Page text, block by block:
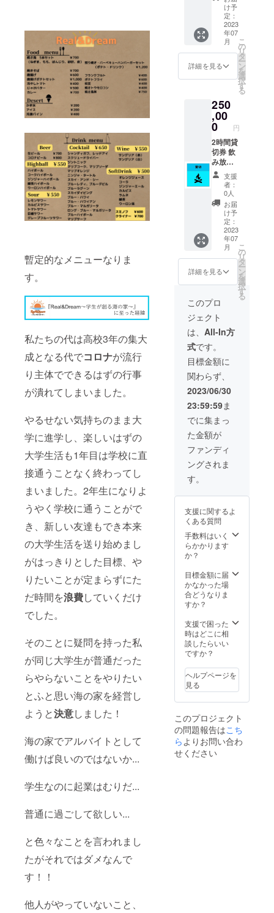
暫定的なメニューなりま
す。
私たちの代は高校3年の集大
成となる代でコロナが流行
り主体でできるはずの行事
が潰れてしまいました。
やるせない気持ちのまま大
学に進学し、楽しいはずの
大学生活も1年目は学校に直
接通うことなく終わってし
まいました。2年生になりよ
うやく学校に通うことがで
き、新しい友達もでき本来
の大学生活を送り始めまし
がはっきりとした目標、や
りたいことが定まらずにた
だ時間を浪費していくだけ
でした。
そのことに疑問を持った私
が同じ大学生が普通だった
らやらないことをやりたい
とふと思い海の家を経営し
ようと決意しました！
海の家でアルバイトとして
働けば良いのではないか...
学生なのに起業はむりだ...
普通に過ごして欲しい...
と色々なことを言われまし
たがそれではダメなんで
す！！
他人がやっていないこと、
きま
す。 ＊
有効期
限2023
年9月3
日
名前を
記入し
てくだ
さい
と楽し
く海の
家で働
きま
しょ
う！ T
シャツ
もプレ
ゼント
す。 店
内に掲
示する
支援者
全員の
お名前
を記載
した看
板に
【大】
サイズ
でお名
前を記
載させ
ていた
だきま
す ＊備
考欄に
看板に
記載し
たいお
名前を
記入し
てくだ
さい ＊
交通費
は2,000
円まで
支給可
能、滞
在費等
は自己
負担で
お願い
致しま
す。 ＊
有効期
限2023
3日
け予
定：
2023
年07
月
詳細を見る
こ
の
リ
タ
ー
ン
を
選
択
す
る
250
,00
0 円
2時間貸
切券 飲
み放
題・
BBQ
コース
付き
50〜55
人 店内
に掲示
する支
援者全
員のお
名前を
記載し
た看板
に
【大】
サイズ
でお名
前を記
載させ
ていた
だきま
す ＊備
考欄に
看板に
記載し
たいお
名前を
記入し
てくだ
さい ＊
有効期
日
支援
者：
0人
お届
け予
定：
2023
年07
月
詳細を見る
こ
の
リ
タ
ー
ン
を
選
択
す
る
このプロ
ジェクト
は、 All-In方
式です。
目標金額に
関わらず、
2023/06/30
23:59:59ま
でに集まっ
た金額が
ファンディ
ングされま
す。
支援に関するよ
くある質問
手数料はいく
らかかります
か？
目標金額に届
かなかった場
合どうなりま
すか？
支援で困った
時はどこに相
談したらいい
ですか？
ヘルプページを
見る
このプロジェクト
の問題報告はこち
ら よりお問い合わ
せください